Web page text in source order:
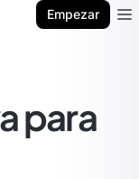
Empezar
para